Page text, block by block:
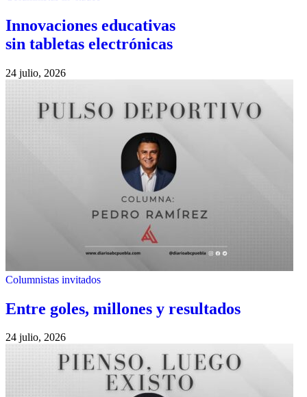
Innovaciones educativas
sin tabletas electrónicas
24 julio, 2026
Columnistas invitados
Entre goles, millones y resultados
24 julio, 2026